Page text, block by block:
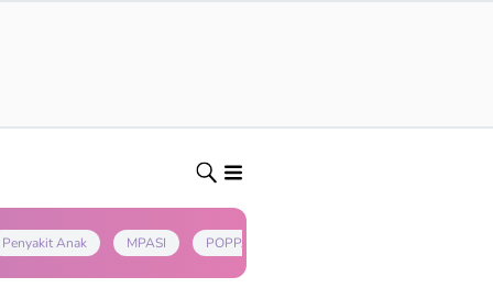
Penyakit Anak MPASI POPPAPA